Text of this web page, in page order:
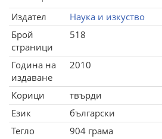
Издател
Наука и изкуство
Брой
страници
518
Година на
издаване
2010
Корици
твърди
Език
български
Тегло
904 грама